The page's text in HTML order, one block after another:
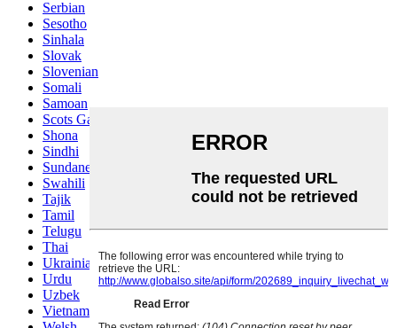
Serbian
Sesotho
Sinhala
Slovak
Slovenian
Somali
Samoan
Scots Gaelic
Shona
Sindhi
Sundanese
Swahili
Tajik
Tamil
Telugu
Thai
Ukrainian
Urdu
Uzbek
Vietnamese